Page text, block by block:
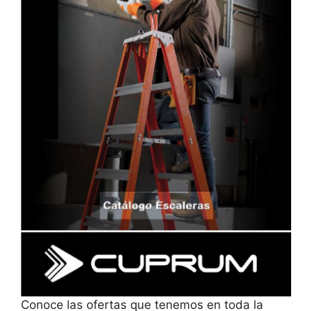
Conoce las ofertas que tenemos en toda la